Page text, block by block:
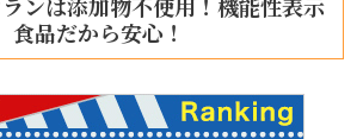
ンは添加物不使用！機能性表示
食品だから安心！